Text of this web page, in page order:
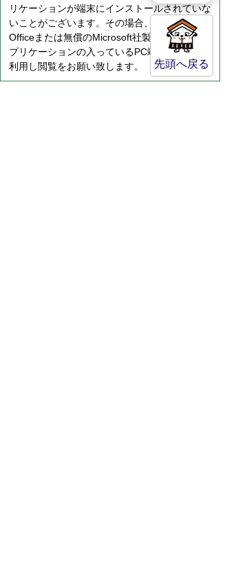
リケーションが端末にインストールされていな
いことがございます。その場合、Microsoft
Officeまたは無償のMicrosoft社製ビューアーア
プリケーションの入っているPC端末などをご
利用し閲覧をお願い致します。
先頭へ戻る